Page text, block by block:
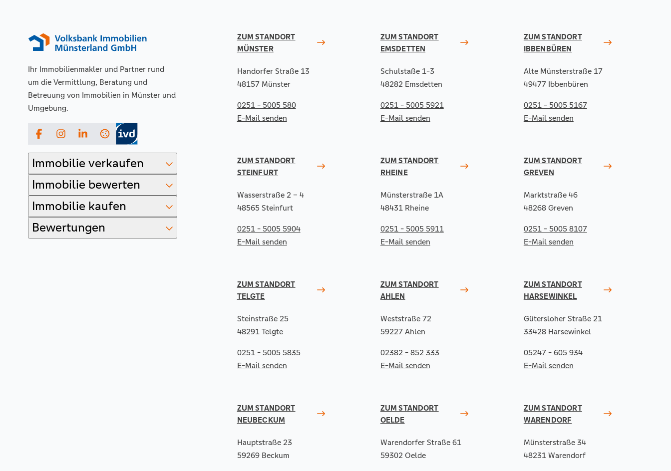
Ihr Immobilienmakler und Partner rund
um die Vermittlung, Beratung und
Betreuung von Immobilien in Münster und
Umgebung.
FacebookInstagramLinkedIn
Immobilie verkaufen
Immobilie bewerten
Immobilie kaufen
Bewertungen
ZUM STANDORT
MÜNSTER
Handorfer Straße 13
48157 Münster
0251 - 5005 580
E-Mail senden
ZUM STANDORT
EMSDETTEN
Schulstaße 1-3
48282 Emsdetten
0251 - 5005 5921
E-Mail senden
ZUM STANDORT
IBBENBÜREN
Alte Münsterstraße 17
49477 Ibbenbüren
0251 - 5005 5167
E-Mail senden
ZUM STANDORT
STEINFURT
Wasserstraße 2 – 4
48565 Steinfurt
0251 - 5005 5904
E-Mail senden
ZUM STANDORT
RHEINE
Münsterstraße 1A
48431 Rheine
0251 - 5005 5911
E-Mail senden
ZUM STANDORT
GREVEN
Marktstraße 46
48268 Greven
0251 - 5005 8107
E-Mail senden
ZUM STANDORT
TELGTE
Steinstraße 25
48291 Telgte
0251 - 5005 5835
E-Mail senden
ZUM STANDORT
AHLEN
Weststraße 72
59227 Ahlen
02382 - 852 333
E-Mail senden
ZUM STANDORT
HARSEWINKEL
Gütersloher Straße 21
33428 Harsewinkel
05247 - 605 934
E-Mail senden
ZUM STANDORT
NEUBECKUM
Hauptstraße 23
59269 Beckum
ZUM STANDORT
OELDE
Warendorfer Straße 61
59302 Oelde
ZUM STANDORT
WARENDORF
Münsterstraße 34
48231 Warendorf